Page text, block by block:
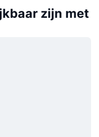
zijn met